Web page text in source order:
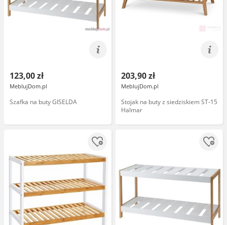
123,00 zł
MeblujDom.pl
Szafka na buty GISELDA
203,90 zł
MeblujDom.pl
Stojak na buty z siedziskiem ST-15
Halmar